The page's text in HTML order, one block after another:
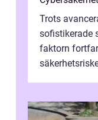
Trots
sofistikerade
faktorn